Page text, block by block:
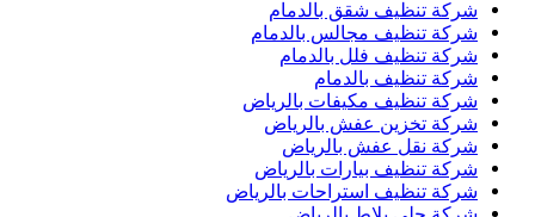
شركة تنظيف شقق بالدمام
شركة تنظيف مجالس بالدمام
شركة تنظيف فلل بالدمام
شركة تنظيف بالدمام
شركة تنظيف مكيفات بالرياض
شركة تخزين عفش بالرياض
شركة نقل عفش بالرياض
شركة تنظيف بيارات بالرياض
شركة تنظيف استراحات بالرياض